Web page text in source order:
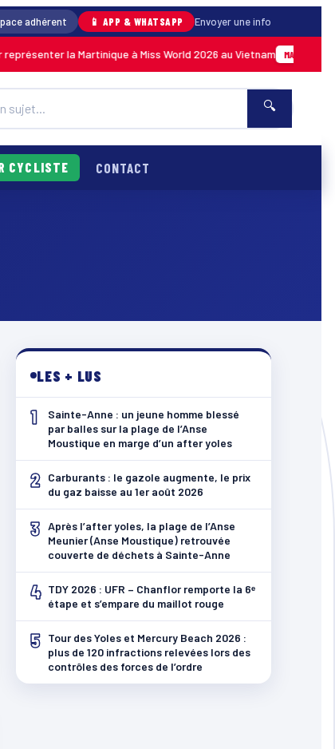
adhérent 📱 APP & WHATSAPP Envoyer une info
la Martinique à Miss World 2026 au Vietnam MARTINIQUE
🔍
CYCLISTE CONTACT
LES + LUS
1
Sainte-Anne : un jeune homme blessé
par balles sur la plage de l’Anse
Moustique en marge d’un after yoles
2
Carburants : le gazole augmente, le prix
du gaz baisse au 1er août 2026
3 Après l’after yoles, la plage de l’Anse
Meunier (Anse Moustique) retrouvée
couverte de déchets à Sainte-Anne
4 TDY 2026 : UFR – Chanflor remporte la 6ᵉ
étape et s’empare du maillot rouge
5
Tour des Yoles et Mercury Beach 2026 :
plus de 120 infractions relevées lors des
contrôles des forces de l’ordre